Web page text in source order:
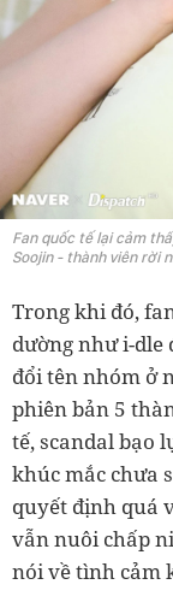
Fan quốc tế lại cảm
Soojin - thành viên rời
Trong khi đó,
dường như i-dle
đổi tên nhóm ở
phiên bản 5
tế, scandal bạo
khúc mắc chưa
quyết định quá
vẫn nuôi chấp
nói về tình cảm